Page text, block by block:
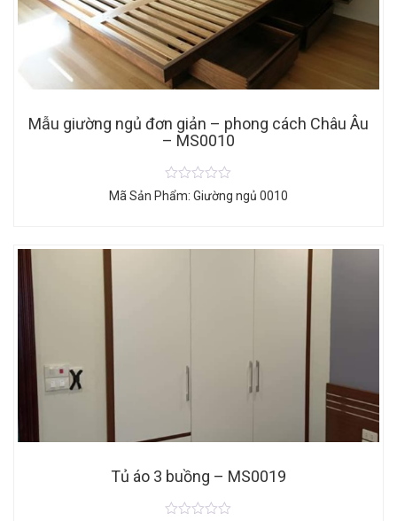
Mẫu giường ngủ đơn giản – phong cách Châu Âu
– MS0010
Mã Sản Phẩm: Giường ngủ 0010
Tủ áo 3 buồng – MS0019